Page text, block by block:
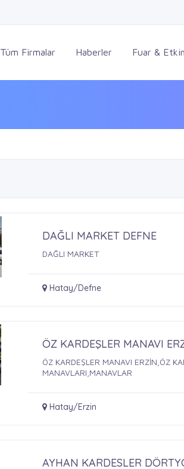
Tüm Firmalar Haberler Fuar &
DAĞLI MARKET DEFNE
DAĞLI MARKET
Hatay/Defne
ÖZ KARDEŞLER MANAVI
ÖZ KARDEŞLER MANAVI ERZİN,ÖZ
MANAVLARI,MANAVLAR
Hatay/Erzin
AYHAN KARDESLER